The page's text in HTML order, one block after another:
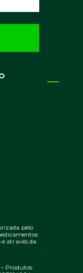
pelo
através da
– Produtos